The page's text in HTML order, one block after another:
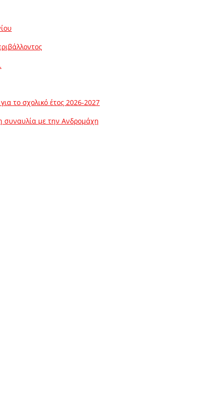
το σχολικό έτος 2026-2027
συναυλία με την Ανδρομάχη